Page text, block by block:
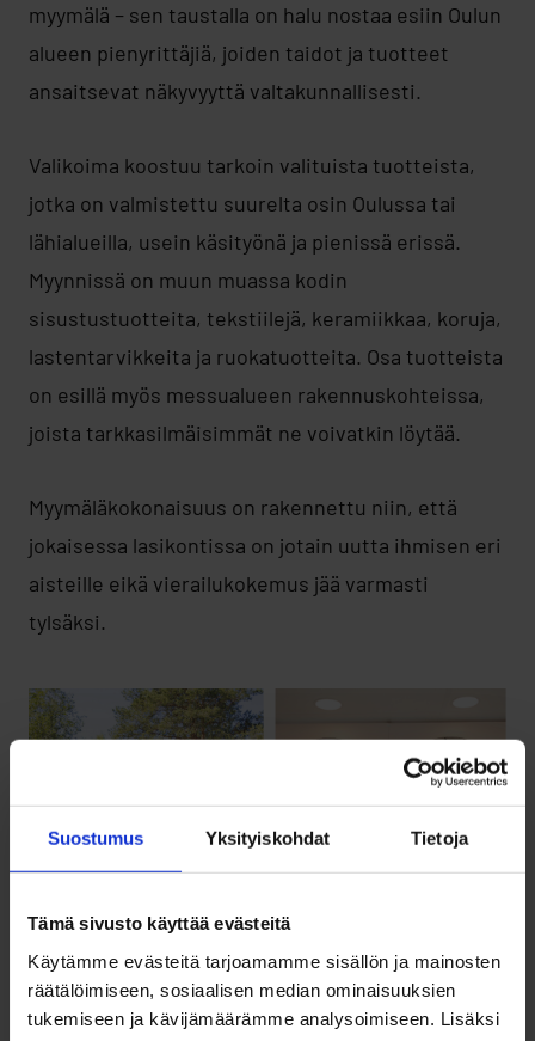
Suostumus Yksityiskohdat Tietoja
Tämä sivusto käyttää evästeitä
Käytämme evästeitä tarjoamamme sisällön ja mainosten
räätälöimiseen, sosiaalisen median ominaisuuksien
tukemiseen ja kävijämäärämme analysoimiseen. Lisäksi
myymälä – sen taustalla on halu nostaa esiin Oulun
alueen pienyrittäjiä, joiden taidot ja tuotteet
ansaitsevat näkyvyyttä valtakunnallisesti.
Valikoima koostuu tarkoin valituista tuotteista,
jotka on valmistettu suurelta osin Oulussa tai
lähialueilla, usein käsityönä ja pienissä erissä.
Myynnissä on muun muassa kodin
sisustustuotteita, tekstiilejä, keramiikkaa, koruja,
lastentarvikkeita ja ruokatuotteita. Osa tuotteista
on esillä myös messualueen rakennuskohteissa,
joista tarkkasilmäisimmät ne voivatkin löytää.
Myymäläkokonaisuus on rakennettu niin, että
jokaisessa lasikontissa on jotain uutta ihmisen eri
aisteille eikä vierailukokemus jää varmasti
tylsäksi.